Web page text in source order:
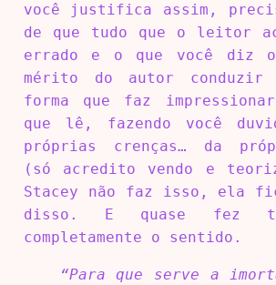
você justifica assim,
de que tudo que o leitor
errado e o que você diz
mérito do autor conduzir
forma que faz
que lê, fazendo você
próprias crenças… da
(só acredito vendo e
Stacey não faz isso, ela
disso. E quase fez
completamente o sentido.
“Para que serve a